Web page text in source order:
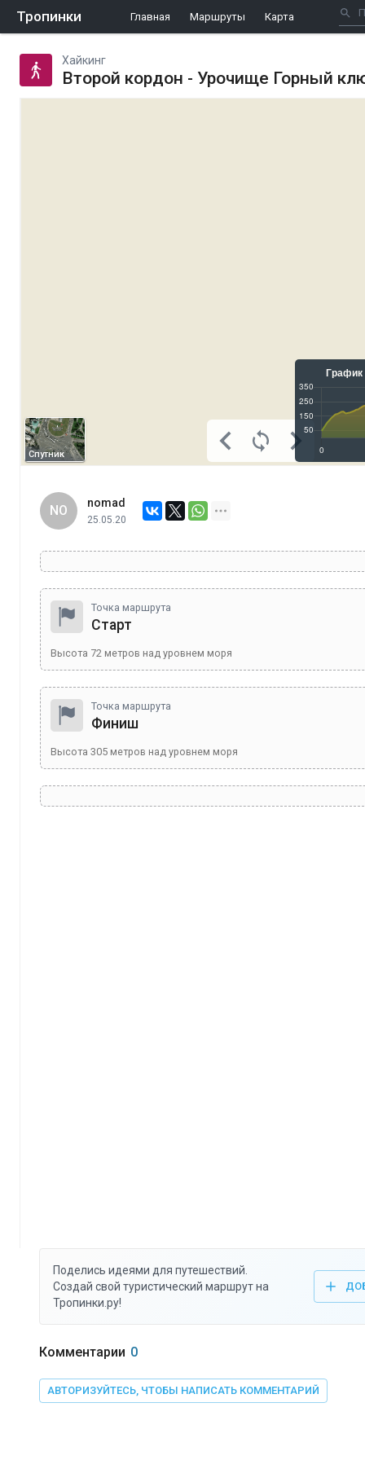
Тропинки Главная Маршруты Карта
Хайкинг
Второй кордон - Урочище Горный
Спутник
NO
nomad
25.05.20
Точка маршрута
Старт
Высота 72 метров над уровнем моря
Точка маршрута
Финиш
Высота 305 метров над уровнем моря
Поделись идеями для путешествий.
Создай свой туристический маршрут на
Тропинки.ру!
Комментарии 0
АВТОРИЗУЙТЕСЬ, ЧТОБЫ НАПИСАТЬ КОММЕНТАРИЙ